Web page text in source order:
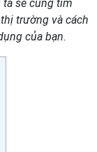
ta sẽ cùng tìm
trường và cách
của bạn.